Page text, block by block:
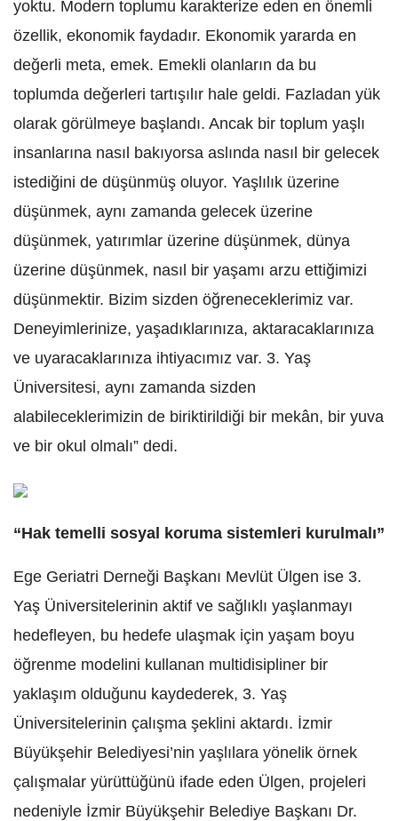
yoktu. Modern toplumu karakterize eden en önemli
özellik, ekonomik faydadır. Ekonomik yararda en
değerli meta, emek. Emekli olanların da bu
toplumda değerleri tartışılır hale geldi. Fazladan yük
olarak görülmeye başlandı. Ancak bir toplum yaşlı
insanlarına nasıl bakıyorsa aslında nasıl bir gelecek
istediğini de düşünmüş oluyor. Yaşlılık üzerine
düşünmek, aynı zamanda gelecek üzerine
düşünmek, yatırımlar üzerine düşünmek, dünya
üzerine düşünmek, nasıl bir yaşamı arzu ettiğimizi
düşünmektir. Bizim sizden öğreneceklerimiz var.
Deneyimlerinize, yaşadıklarınıza, aktaracaklarınıza
ve uyaracaklarınıza ihtiyacımız var. 3. Yaş
Üniversitesi, aynı zamanda sizden
alabileceklerimizin de biriktirildiği bir mekân, bir yuva
ve bir okul olmalı” dedi.
“Hak temelli sosyal koruma sistemleri kurulmalı”
Ege Geriatri Derneği Başkanı Mevlüt Ülgen ise 3.
Yaş Üniversitelerinin aktif ve sağlıklı yaşlanmayı
hedefleyen, bu hedefe ulaşmak için yaşam boyu
öğrenme modelini kullanan multidisipliner bir
yaklaşım olduğunu kaydederek, 3. Yaş
Üniversitelerinin çalışma şeklini aktardı. İzmir
Büyükşehir Belediyesi’nin yaşlılara yönelik örnek
çalışmalar yürüttüğünü ifade eden Ülgen, projeleri
nedeniyle İzmir Büyükşehir Belediye Başkanı Dr.